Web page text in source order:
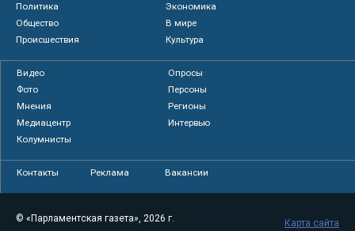
Политика
Экономика
Общество
В мире
Происшествия
Культура
Видео
Опросы
Фото
Персоны
Мнения
Регионы
Медиацентр
Интервью
Колумнисты
Контакты Реклама Вакансии
© «Парламентская газета», 2026 г.
Карта сайта